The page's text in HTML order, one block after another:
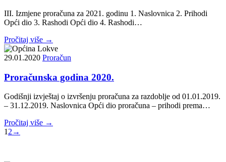
III. Izmjene proračuna za 2021. godinu 1. Naslovnica 2. Prihodi
Opći dio 3. Rashodi Opći dio 4. Rashodi…
Pročitaj više →
29.01.2020 Proračun
Proračunska godina 2020.
Godišnji izvještaj o izvršenju proračuna za razdoblje od 01.01.2019.
– 31.12.2019. Naslovnica Opći dio proračuna – prihodi prema…
Pročitaj više →
12→